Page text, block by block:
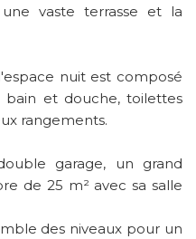
vaste terrasse et la
nuit est composé
bain et douche, toilettes
rangements.
garage, un grand
de 25 m² avec sa salle
des niveaux pour un